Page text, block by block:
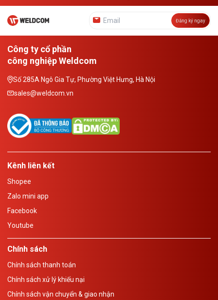
Đăng ký ngay
Công ty cổ phần
công nghiệp Weldcom
Số 285A Ngô Gia Tự, Phường Việt Hưng, Hà Nội
sales@weldcom.vn
Kênh liên kết
Shopee
Zalo mini app
Facebook
Youtube
Chính sách
Chính sách thanh toán
Chính sách xử lý khiếu nại
Chính sách vận chuyển & giao nhận